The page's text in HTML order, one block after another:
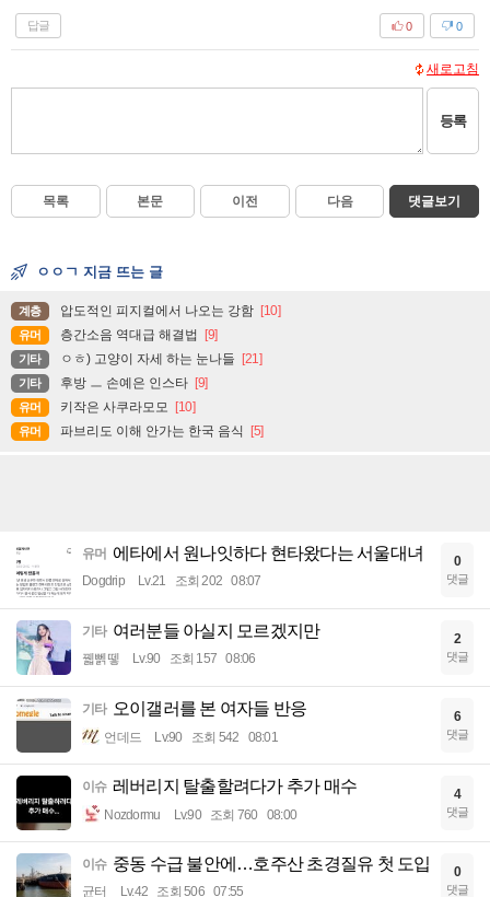
답글 0
0
새로고침
등록
목록 본문 이전 다음 댓글보기
ㅇㅇㄱ 지금 뜨는 글
계층 압도적인 피지컬에서 나오는 강함 [10]
유머 층간소음 역대급 해결법 [9]
기타 ㅇㅎ) 고양이 자세 하는 눈나들 [21]
기타 후방 ㅡ 손예은 인스타 [9]
유머 키작은 사쿠라모모 [10]
유머 파브리도 이해 안가는 한국 음식 [5]
유머 에타에서 원나잇하다 현타왔다는 서울대녀
Dogdrip Lv.21 조회 202 08:07
0
댓글
기타 여러분들 아실지 모르겠지만
꿻뻵뗗 Lv.90 조회 157 08:06
2
댓글
기타 오이갤러를 본 여자들 반응
언데드 Lv.90 조회 542 08:01
6
댓글
이슈 레버리지 탈출할려다가 추가 매수
Nozdormu Lv.90 조회 760 08:00
4
댓글
이슈 중동 수급 불안에…호주산 초경질유 첫 도입
균터 Lv.42 조회 506 07:55
0
댓글